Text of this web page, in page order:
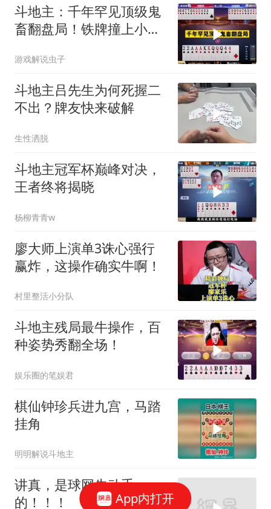
斗地主：千年罕见顶级鬼
畜翻盘局！铁牌撞上小钢
游戏解说虫子
斗地主吕先生为何死握二
不出？牌友快来破解
生性洒脱
斗地主冠军杯巅峰对决，
王者终将揭晓
杨柳青青w
廖大师上演单3诛心强行
赢炸，这操作确实牛啊！
村里整活小分队
斗地主残局最牛操作，百
种姿势秀翻全场！
娱乐圈的笔娱君
棋仙钟珍兵进九宫，马踏
挂角
明明解说斗地主
讲真，是球网先动手
的！！！
App内打开